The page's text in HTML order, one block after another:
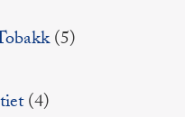
(5)
(4)